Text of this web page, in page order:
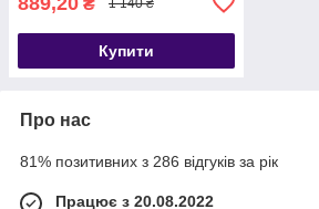
1 140 ₴
Купити
Про нас
81% позитивних з 286 відгуків за рік
Працює з 20.08.2022